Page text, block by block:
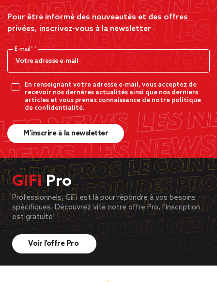
Pour être informé des nouveautés et des offres
privées, inscrivez-vous à la newsletter
E-mail*
En renseignant votre adresse e-mail, vous acceptez de
recevoir nos dernères actualités ainsi que nos derniers
articles et vous prenez connaissance de notre politique
de confidentialité.
M’inscrire à la newsletter
GiFiPro
Professionnels, GiFi est là pour répondre à vos besoins
spécifiques. Découvrez vite notre offre Pro, l’inscription
est gratuite!
Voir l’offre Pro